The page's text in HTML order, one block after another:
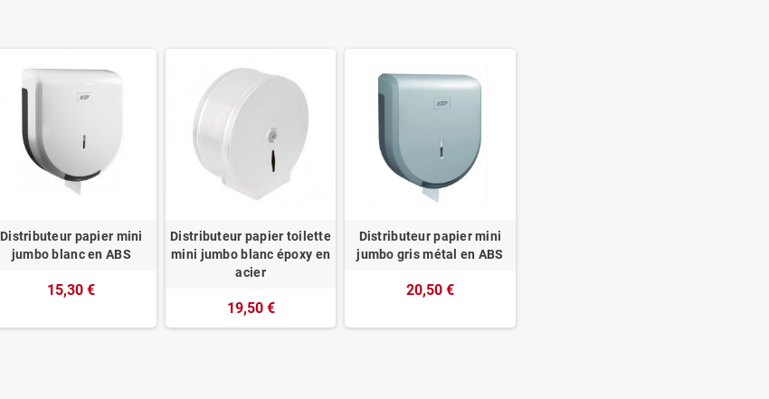
Distributeur papier mini
jumbo blanc en ABS
15,30 €
Distributeur papier toilette
mini jumbo blanc époxy en
acier
19,50 €
Distributeur papier mini
jumbo gris métal en ABS
20,50 €